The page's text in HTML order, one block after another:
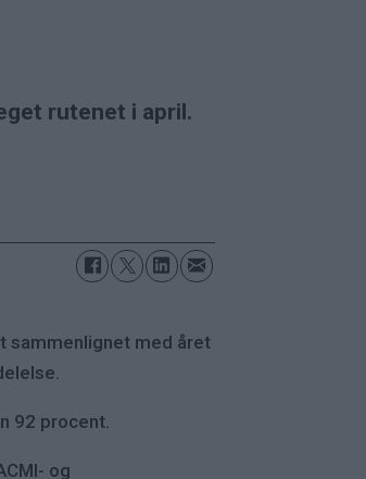
rutenet i april.
sammenlignet med året
92 procent.
og